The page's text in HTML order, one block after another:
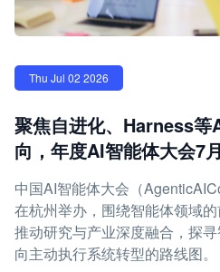
Thu Jul 02 2026
聚焦自进化、Harness
向，年度AI智能体大会7
中国AI智能体大会（
在杭州举办，围绕智能体领域
推动研究与产业深度融合，探
向主动执行系统转型的路线图。